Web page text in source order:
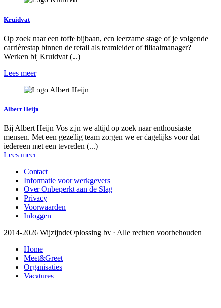
Kruidvat
Op zoek naar een toffe bijbaan, een leerzame stage of je volgende
carrièrestap binnen de retail als teamleider of filiaalmanager?
Werken bij Kruidvat (...)
Lees meer
Albert Heijn
Bij Albert Heijn Vos zijn we altijd op zoek naar enthousiaste
mensen. Met een gezellig team zorgen we er dagelijks voor dat
iedereen met een tevreden (...)
Lees meer
Contact
Informatie voor werkgevers
Over Onbeperkt aan de Slag
Privacy
Voorwaarden
Inloggen
2014-2026 WijzijndeOplossing bv · Alle rechten voorbehouden
Home
Meet&Greet
Organisaties
Vacatures